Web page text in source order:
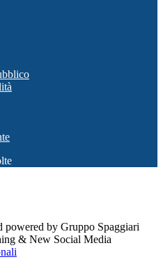
powered by Gruppo Spaggiari
& New Social Media